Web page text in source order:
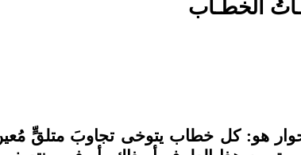
الخطـاب
هو: كل خطاب يتوخى تجاوبَ متلق